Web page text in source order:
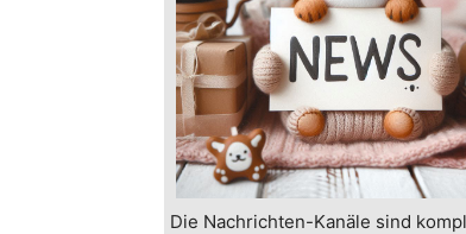
Die Nachrichten-Kanäle sind